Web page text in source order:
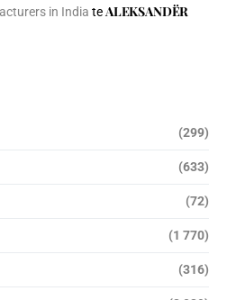
in India teALEKSANDËR
(299)
(633)
(72)
(1 770)
(316)